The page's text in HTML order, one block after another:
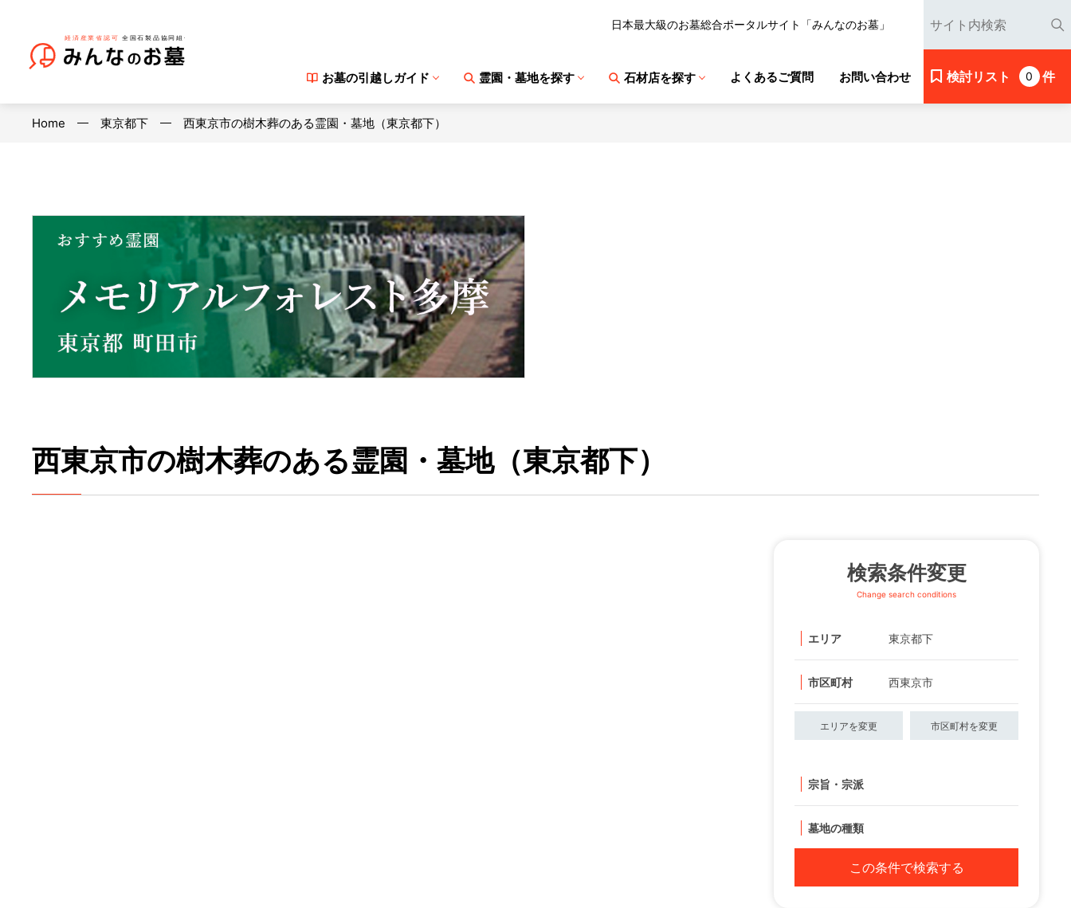
日本最大級のお墓総合ポータルサイト「みんなのお墓」
お墓の引越しガイド 霊園・墓地を探す 石材店を探す よくあるご質問 お問い合わせ 検討リスト 0 件
Home 東京都下 西東京市の樹木葬のある霊園・墓地（東京都下）
西東京市の樹木葬のある霊園・墓地（東京都下）
検索条件変更
Change search conditions
エリア 東京都下
市区町村 西東京市
エリアを変更 市区町村を変更
宗旨・宗派
墓地の種類
この条件で検索する